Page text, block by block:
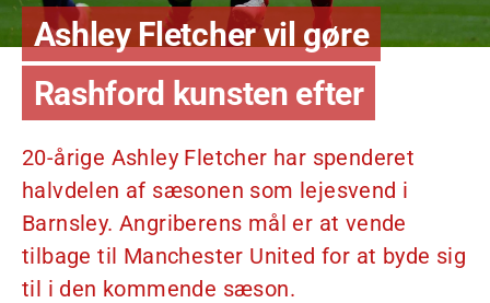
Ashley Fletcher vil gøre
Rashford kunsten efter
20-årige Ashley Fletcher har spenderet
halvdelen af sæsonen som lejesvend i
Barnsley. Angriberens mål er at vende
tilbage til Manchester United for at byde sig
til i den kommende sæson.